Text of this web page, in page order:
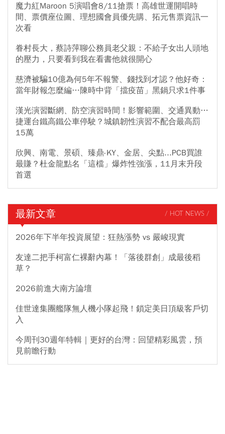
魔力紅Maroon 5演唱會8/11搶票！高雄世運開唱時
間、票價座位圖、理想國會員優先購、拓元售票資訊一
次看
眷村長大，蔡詩萍聊公務員老父親：不給子女出人頭地
的壓力，只要看到我在看書他就很開心
慈濟被騙10億為何5年不報警、錢找到才認？他好奇：
當年財報怎麼編…陳時中背「擋疫苗」黑鍋只求1件事
漢光演習斷網、防空演習時間！影響範圍、交通異動…
捷運台鐵高鐵公車停駛？城鎮韌性演習不配合最高罰
15萬
欣興、南電、景碩、臻鼎-KY、金居、尖點...PCB買誰
最賺？杜金龍點名「這檔」爆炸性強漲，11月末升段
首選
最新文章 / HOT NEWS /
2026年下半年投資展望：狂熱漲勢 vs 嚴峻現實
友達二把手柯富仁裸辭內幕！「落後群創」成最後稻
草？
2026前進大南方論壇
佳世達集團艦隊無人機小隊起飛！鎖定美日頂級客戶切
入
今周刊30週年特輯｜更好的台灣：回望精彩風雲，預
見前瞻行動